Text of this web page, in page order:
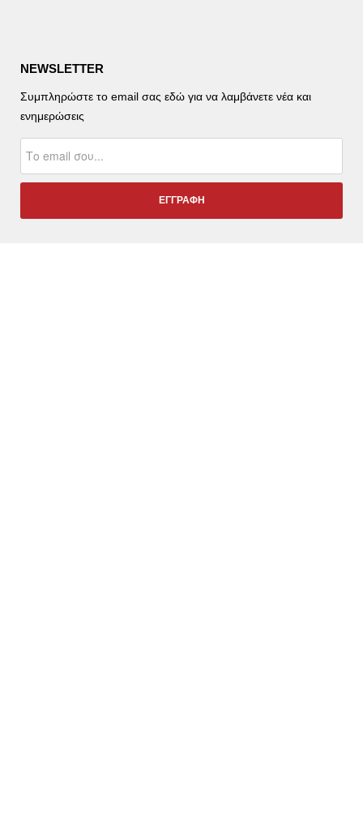
NEWSLETTER
Συμπληρώστε το email σας εδώ για να λαμβάνετε νέα και
ενημερώσεις